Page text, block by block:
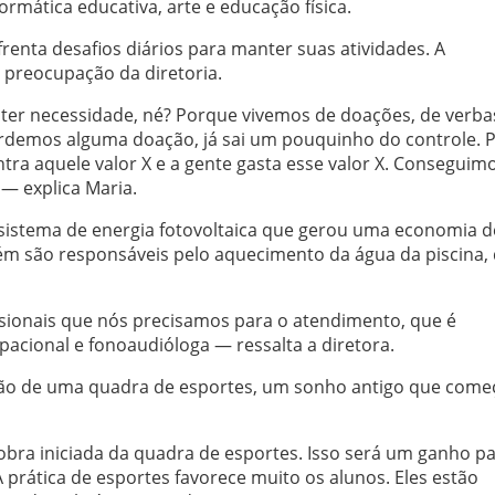
educativa, arte e educação física.
desafios diários para manter suas atividades. A
da diretoria.
necessidade, né? Porque vivemos de doações, de
alguma doação, já sai um pouquinho do controle.
aquele valor X e a gente gasta esse valor X.
explica Maria.
de energia fotovoltaica que gerou uma economia
são responsáveis pelo aquecimento da água da piscina,
que nós precisamos para o atendimento, que é
e fonoaudióloga — ressalta a diretora.
de uma quadra de esportes, um sonho antigo que
iniciada da quadra de esportes. Isso será um ganho
de esportes favorece muito os alunos. Eles estão